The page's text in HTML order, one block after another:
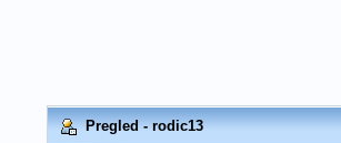
Pregled - rodic13